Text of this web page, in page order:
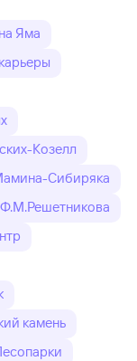
Яма
Козелл
Сибиряка
камень